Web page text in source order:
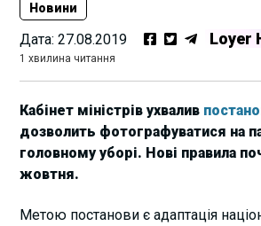
Новини
Дата:27.08.2019 Loyer
1 хвилина читання
Кабінет міністрів ухвалив
дозволить фотографуватися на
головному уборі. Нові правила
жовтня.
Метою постанови є адаптація